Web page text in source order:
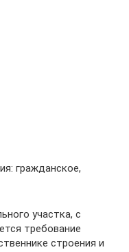
гражданское,
участка, с
требование
строения и